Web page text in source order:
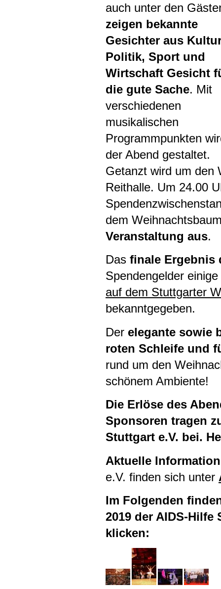
auch unter den
zeigen bekannte
Gesichter aus
Politik, Sport und
Wirtschaft Gesicht
die gute Sache. Mit
verschiedenen
musikalischen
Programmpunkten
der Abend gestaltet.
Getanzt wird um den
Reithalle. Um 24.00
dem
Veranstaltung aus.
Das finale Ergebnis
Spendengelder
auf dem Stuttgarter
bekanntgegeben.
Der elegante sowie
roten Schleife und
rund um den
schönem Ambiente!
Die Erlöse des
Sponsoren tragen
Stuttgart e.V. bei.
Aktuelle
e.V. finden sich unter
Im Folgenden
2019 der AIDS-Hilfe
klicken: